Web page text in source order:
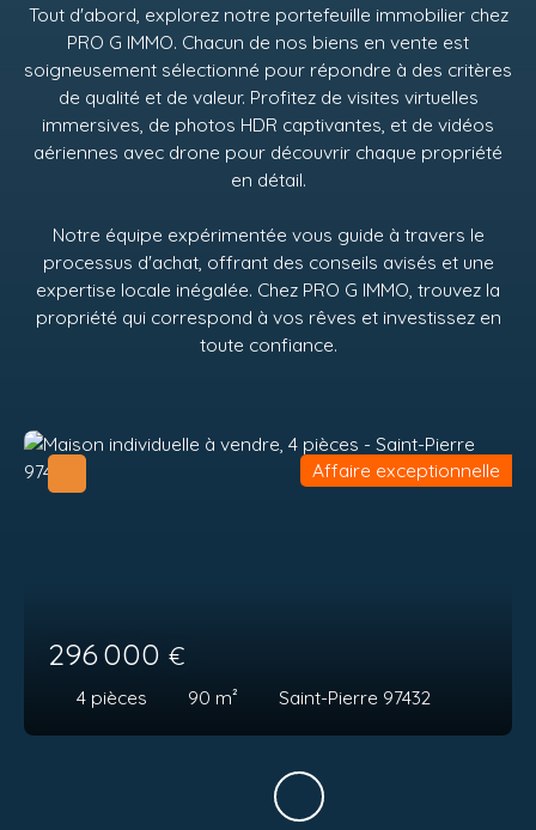
Tout d'abord, explorez notre portefeuille immobilier chez
PRO G IMMO. Chacun de nos biens en vente est
soigneusement sélectionné pour répondre à des critères
de qualité et de valeur. Profitez de visites virtuelles
immersives, de photos HDR captivantes, et de vidéos
aériennes avec drone pour découvrir chaque propriété
en détail.
Notre équipe expérimentée vous guide à travers le
processus d'achat, offrant des conseils avisés et une
expertise locale inégalée. Chez PRO G IMMO , trouvez la
propriété qui correspond à vos rêves et investissez en
toute confiance.
296 000 €
4 pièces 90 m² Saint-Pierre 97432
Affaire exceptionnelle